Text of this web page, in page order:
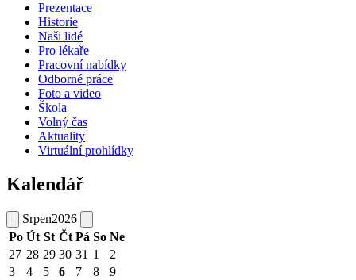
Prezentace
Historie
Naši lidé
Pro lékaře
Pracovní nabídky
Odborné práce
Foto a video
Škola
Volný čas
Aktuality
Virtuální prohlídky
Kalendář
Srpen2026
Po Út St Čt Pá So Ne
27 28 29 30 31 1
2
3
4 5 6 7 8
9